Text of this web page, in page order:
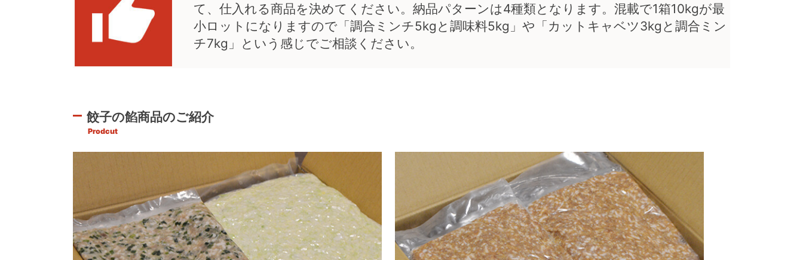
て、仕入れる商品を決めてください。納品パターンは4種類となります。混載で1箱10kgが最
小ロットになりますので「調合ミンチ5kgと調味料5kg」や「カットキャベツ3kgと調合ミン
チ7kg」という感じでご相談ください。
餃子の餡商品のご紹介
Prodcut